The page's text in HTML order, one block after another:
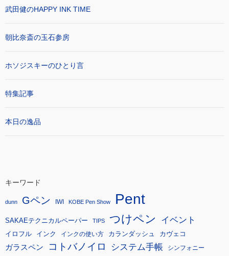
武田健のHAPPY INK TIME
朝比奈斎の玉石参房
ホソジスキーのひとり言
特集記事
本日の逸品
キーワード
dunn Gペン IWI KOBE Pen Show Pent
SAKAEテクニカルペーパー TIPS つけペン イベント
イロフル インク インクの使い方 カランダッシュ カヴェコ
ガラスペン コトバノイロ システム手帳 シンフォニー